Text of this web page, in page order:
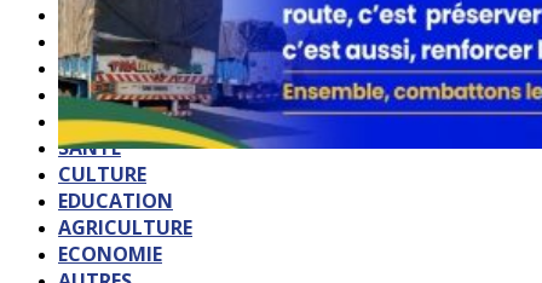
ACCUEIL
QUI SOMMES-NOUS?
POLITIQUE
SOCIETE
SPORTS
SANTE
CULTURE
EDUCATION
AGRICULTURE
ECONOMIE